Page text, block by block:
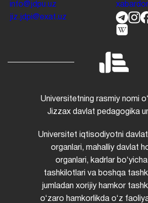
info@jdpu.uz
jiz.jdpi@exat.uz
Universitetning rasmiy nomi
Jizzax davlat pedagogika
Universitet iqtisodiyotni davlat
organlari, mahalliy davlat
organlari, kadrlar
tashkilotlari va boshqa
jumladan xorijiy hamkor
oʻzaro hamkorlikda oʻz